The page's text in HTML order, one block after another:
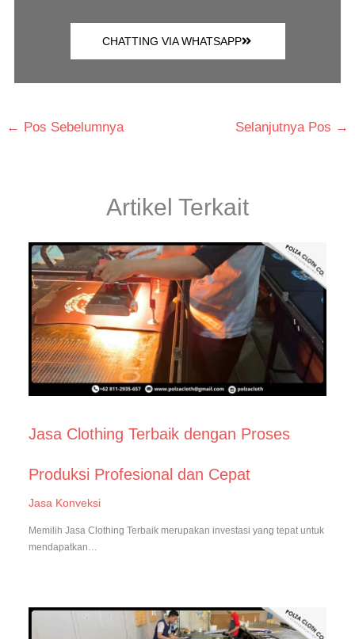
CHATTING VIA WHATSAPP
← Pos Sebelumnya Selanjutnya Pos →
Artikel Terkait
Jasa Clothing Terbaik dengan Proses
Produksi Profesional dan Cepat
Jasa Konveksi
Memilih Jasa Clothing Terbaik merupakan investasi yang tepat untuk
mendapatkan…